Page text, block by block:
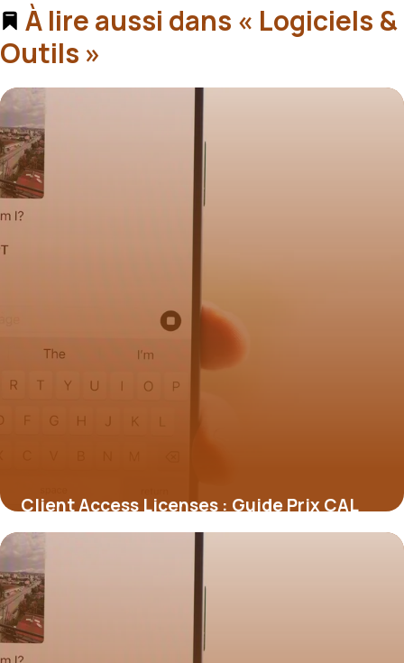
À lire aussi dans « Logiciels &
Outils »
Client Access Licenses : Guide Prix CAL
2026
7 juillet 2026